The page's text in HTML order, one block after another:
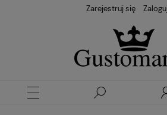
Zarejestruj się